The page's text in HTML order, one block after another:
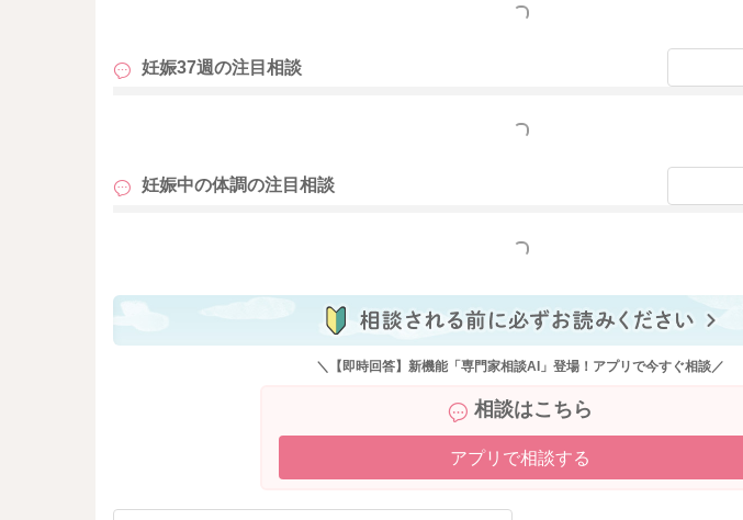
もっと見る
妊娠37週の注目相談
もっと見る
妊娠中の体調の注目相談
もっと見る
＼【即時回答】新機能「専門家相談AI」登場！アプリで今すぐ相談／
相談はこちら
アプリで相談する